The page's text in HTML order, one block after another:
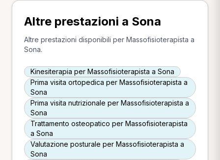
Altre prestazioni a Sona
Altre prestazioni disponibili per Massofisioterapista a
Sona.
Kinesiterapia per Massofisioterapista a Sona
Prima visita ortopedica per Massofisioterapista a
Sona
Prima visita nutrizionale per Massofisioterapista a
Sona
Trattamento osteopatico per Massofisioterapista
a Sona
Valutazione posturale per Massofisioterapista a
Sona